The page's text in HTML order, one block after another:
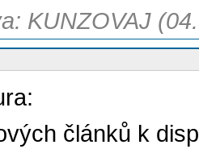
KUNZOVAJ
článků k